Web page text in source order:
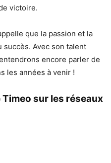
victoire.
que la passion et la
Avec son talent
encore parler de
les années à venir !
sur les réseaux